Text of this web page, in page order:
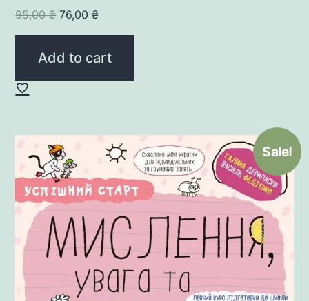
95,00₴ Original
price
was:
76,00₴Current
price
is:
Add to cart
Sale!